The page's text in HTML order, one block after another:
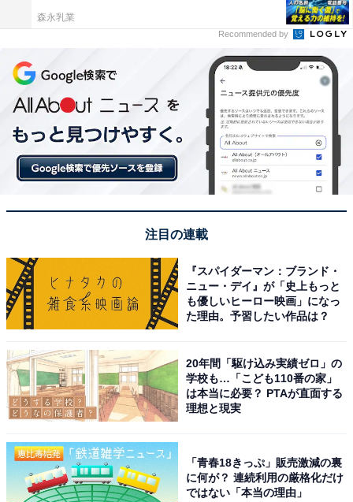
森永乳業
Recommended by
注目の連載
『スパイダーマン：ブランド・
ニュー・デイ』が「史上もっと
も優しいヒーロー映画」になっ
た理由。予習したい作品は？
20年間「駆け込み実績ゼロ」の
学校も…「こども110番の家」
は本当に必要？ PTAが直面する
理想と現実
「青春18きっぷ」販売激減の裏
に何が？ 連続利用の厳格化だけ
ではない「本当の理由」